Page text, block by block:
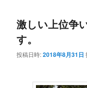
ビ
ゲ
ー
シ
激しい上位争
す。
投稿日時:2018年8月31日